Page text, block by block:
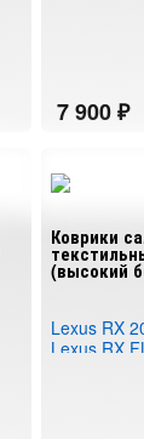
Коврики
(высокий
Lexus RX
Lexus RX